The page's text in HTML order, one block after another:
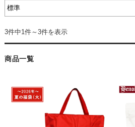
3件中1件～3件を表示
商品一覧